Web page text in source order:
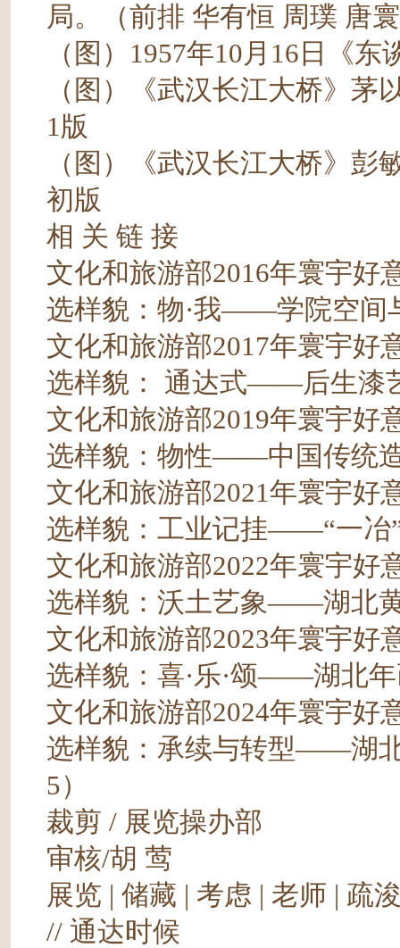
局。（前排 华有恒 周璞 唐
（图）1957年10月16日《东
（图）《武汉长江大桥》茅
1版
（图）《武汉长江大桥》彭
初版
相 关 链 接
文化和旅游部2016年寰宇好
选样貌：物·我——学院空间
文化和旅游部2017年寰宇好
选样貌： 通达式——后生漆
文化和旅游部2019年寰宇好
选样貌：物性——中国传统
文化和旅游部2021年寰宇好
选样貌：工业记挂——“一冶
文化和旅游部2022年寰宇好
选样貌：沃土艺象——湖北
文化和旅游部2023年寰宇好
选样貌：喜·乐·颂——湖北
文化和旅游部2024年寰宇好
选样貌：承续与转型——湖
5）
裁剪 / 展览操办部
审核/胡 莺
展览 | 储藏 | 考虑 | 老师 | 疏
// 通达时候